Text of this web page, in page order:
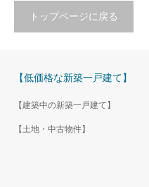
トップページに戻る
【低価格な新築一戸建て】
【建築中の新築一戸建て】
【土地・中古物件】